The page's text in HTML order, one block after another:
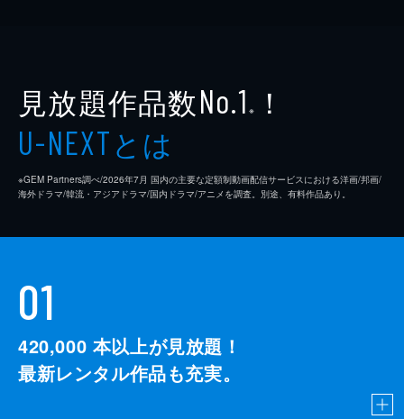
見放題作品数No.1 ※ ！
U-NEXTとは
※GEM Partners調べ/2026年7⽉ 国内の主要な定額制動画配信サービスにおける洋画/邦画/
海外ドラマ/韓流・アジアドラマ/国内ドラマ/アニメを調査。別途、有料作品あり。
01
420,000 本以上が見放題！
最新レンタル作品も充実。